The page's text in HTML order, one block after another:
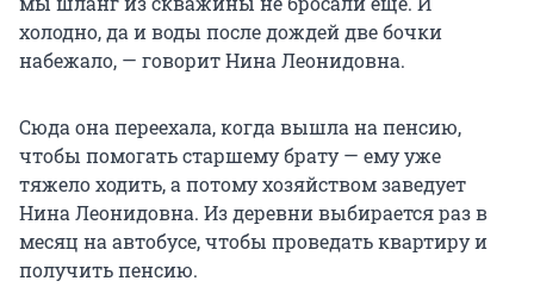
холодно, да и воды после дождей две бочки
набежало, — говорит Нина Леонидовна.
Сюда она переехала, когда вышла на пенсию,
чтобы помогать старшему брату — ему уже
тяжело ходить, а потому хозяйством заведует
Нина Леонидовна. Из деревни выбирается раз в
месяц на автобусе, чтобы проведать квартиру и
получить пенсию.